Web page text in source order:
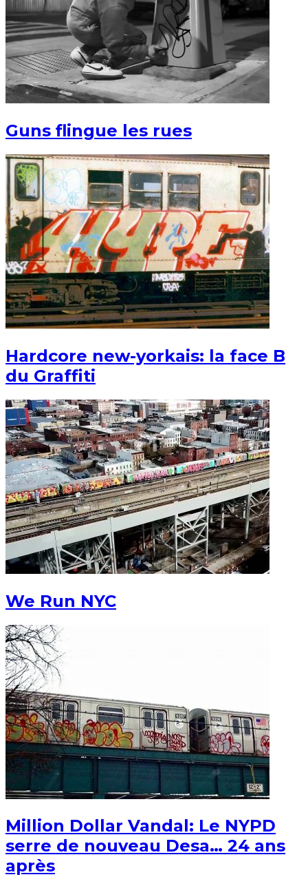
Guns flingue les rues
Hardcore new-yorkais: la face B
du Graffiti
We Run NYC
Million Dollar Vandal: Le NYPD
serre de nouveau Desa… 24 ans
après